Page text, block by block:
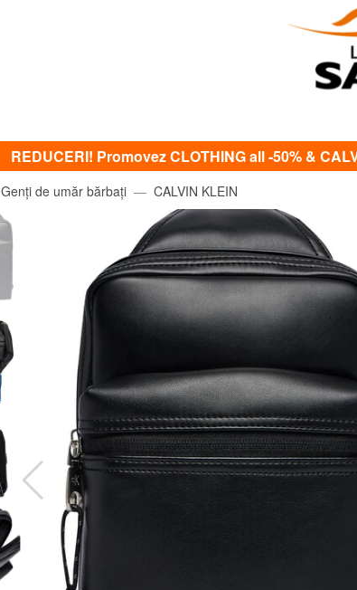
REDUCERI! Promovez CLOTHING all -50% &
Genți de umăr bărbați CALVIN KLEIN